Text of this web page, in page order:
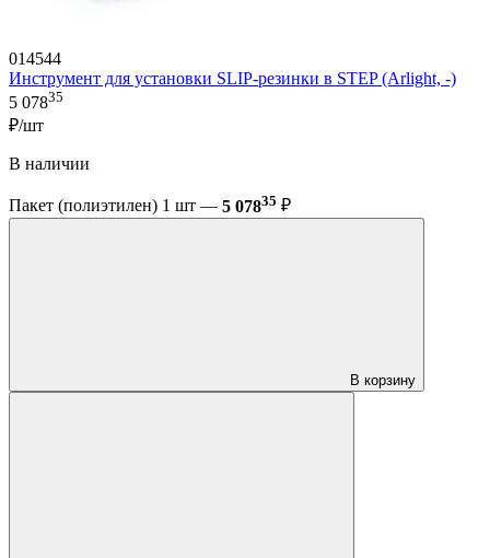
014544
Инструмент для установки SLIP-резинки в STEP (Arlight, -)
5 07835
₽/шт
В наличии
Пакет (полиэтилен) 1 шт — 5 07835 ₽
В корзину